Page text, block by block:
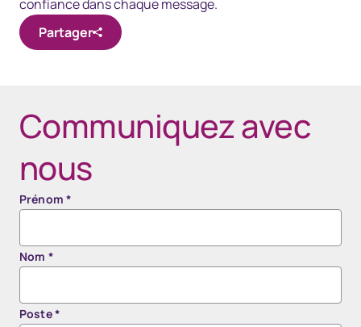
confiance dans chaque message.
Partager
Communiquez avec
nous
Prénom *
Nom *
Poste*